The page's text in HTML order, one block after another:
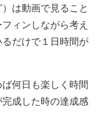
は動画で見ること
ィンしながら考え
だけで１日時間が
何日も楽しく時間
成した時の達成感